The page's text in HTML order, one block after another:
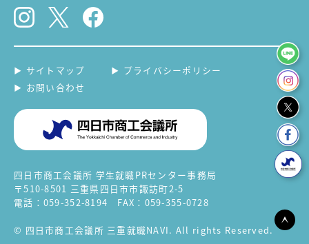
サイトマップ
プライバシーポリシー
お問い合わせ
四日市商工会議所 学生就職PRセンター事務局
〒510-8501 三重県四日市市諏訪町2-5
電話：059-352-8194 FAX：059-355-0728
© 四日市商工会議所 三重就職NAVI. All rights Reserved.